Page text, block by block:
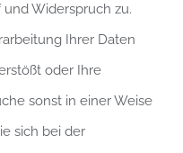
Widerspruch zu.
Ihrer Daten
oder Ihre
sonst in einer Weise
sich bei der